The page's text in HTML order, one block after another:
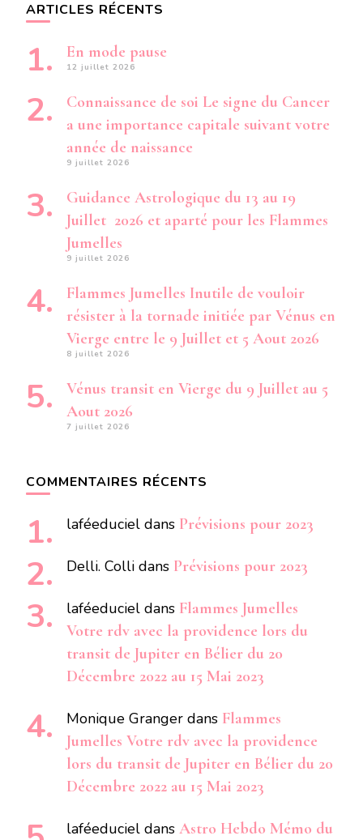
ARTICLES RÉCENTS
En mode pause
12 juillet 2026
Connaissance de soi Le signe du Cancer
a une importance capitale suivant votre
année de naissance
9 juillet 2026
Guidance Astrologique du 13 au 19
Juillet 2026 et aparté pour les Flammes
Jumelles
9 juillet 2026
Flammes Jumelles Inutile de vouloir
résister à la tornade initiée par Vénus en
Vierge entre le 9 Juillet et 5 Aout 2026
8 juillet 2026
Vénus transit en Vierge du 9 Juillet au 5
Aout 2026
7 juillet 2026
COMMENTAIRES RÉCENTS
laféeduciel dans Prévisions pour 2023
Delli. Colli dans Prévisions pour 2023
laféeduciel dans Flammes Jumelles
Votre rdv avec la providence lors du
transit de Jupiter en Bélier du 20
Décembre 2022 au 15 Mai 2023
Monique Granger dans Flammes
Jumelles Votre rdv avec la providence
lors du transit de Jupiter en Bélier du 20
Décembre 2022 au 15 Mai 2023
laféeduciel dans Astro Hebdo Mémo du